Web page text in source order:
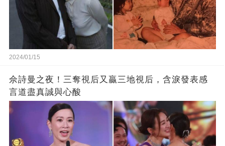
2024/01/15
佘詩曼之夜！三奪視后又贏三地視后，含淚發表感
言道盡真誠與心酸